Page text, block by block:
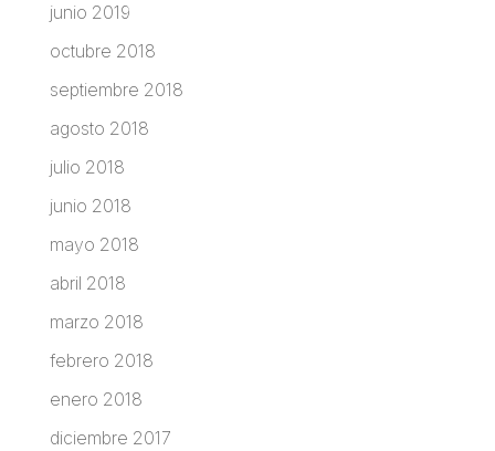
junio 2019
octubre 2018
septiembre 2018
agosto 2018
julio 2018
junio 2018
mayo 2018
abril 2018
marzo 2018
febrero 2018
enero 2018
diciembre 2017